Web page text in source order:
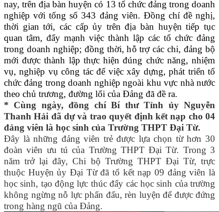
nay, trên địa bàn huyện có 13 tổ chức đảng trong doanh
nghiệp với tổng số 343 đảng viên. Đồng chí đề nghị,
thời gian tới, các cấp ủy trên địa bàn huyện tiếp tục
quan tâm, đẩy mạnh việc thành lập các tổ chức đảng
trong doanh nghiệp; đồng thời, hỗ trợ các chi, đảng bộ
mới được thành lập thực hiện đúng chức năng, nhiệm
vụ, nghiệp vụ công tác để việc xây dựng, phát triển tổ
chức đảng trong doanh nghiệp ngoài khu vực nhà nước
theo chủ trương, đường lối của Đảng đã đề ra.
* Cùng ngày, đồng chí Bí thư Tỉnh ủy Nguyễn
Thanh Hải đã dự và trao quyết định kết nạp cho 04
đảng viên là học sinh của Trường THPT Đại Từ.
Đây là những đảng viên trẻ được lựa chọn từ hơn 30
đoàn viên ưu tú của Trường THPT Đại Từ. Trong 3
năm trở lại đây, Chi bộ Trường THPT Đại Từ, trực
thuộc Huyện ủy Đại Từ đã tổ kết nạp 09 đảng viên là
học sinh, tạo động lực thúc đẩy các học sinh của trường
không ngừng nỗ lực phấn đấu, rèn luyện để được đứng
trong hàng ngũ của Đảng.